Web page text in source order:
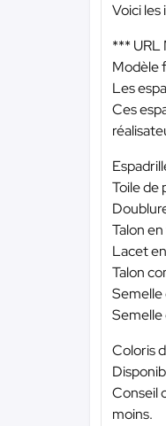
Voici
*** URL
Modèle
Les
Ces
Toile de
Talon
Lacet
Talon
Coloris
Conseil
moins.